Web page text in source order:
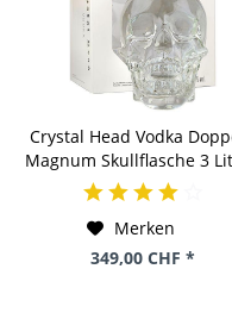
Crystal Head Vodka
Magnum Skullflasche 3
40 % Kanada
Merken
349,00 CHF *